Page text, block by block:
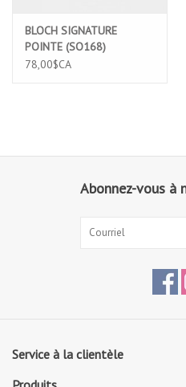
BLOCH SIGNATURE
POINTE (SO168)
78,00$CA
Abonnez-vous
Service à la clientèle